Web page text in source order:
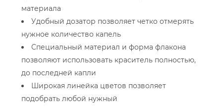
материала
Удобный дозатор позволяет четко отмерять
нужное количество капель
Специальный материал и форма флакона
позволяют использовать краситель полностью,
до последней капли
Широкая линейка цветов позволяет
подобрать любой нужный